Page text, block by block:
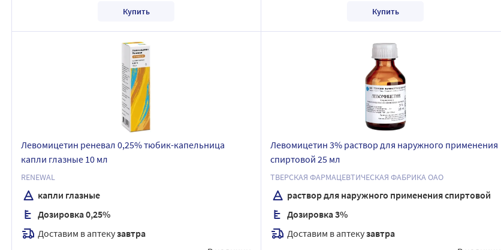
Купить Купить
Левомицетин реневал 0,25% тюбик-капельница
капли глазные 10 мл
RENEWAL
капли глазные
Дозировка 0,25%
Доставим в аптекузавтра
Левомицетин 3% раствор для наружного применения
спиртовой 25 мл
ТВЕРСКАЯ ФАРМАЦЕВТИЧЕСКАЯ ФАБРИКА ОАО
раствор для наружного применения спиртовой
Дозировка 3%
Доставим в аптекузавтра